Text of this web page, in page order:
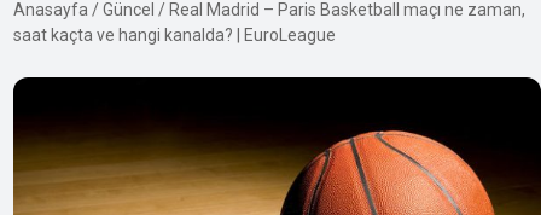
Anasayfa /Güncel / Real Madrid – Paris Basketball maçı ne zaman,
saat kaçta ve hangi kanalda? | EuroLeague